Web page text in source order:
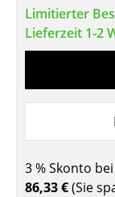
Stehtische
Kindertische
Einzelteile
Limitierter
Lieferzeit 1-2
3 % Skonto
86,33 €(Sie